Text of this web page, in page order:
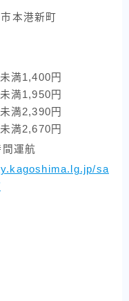
本港新町
満1,400円
満1,950円
満2,390円
満2,670円
運航
sa